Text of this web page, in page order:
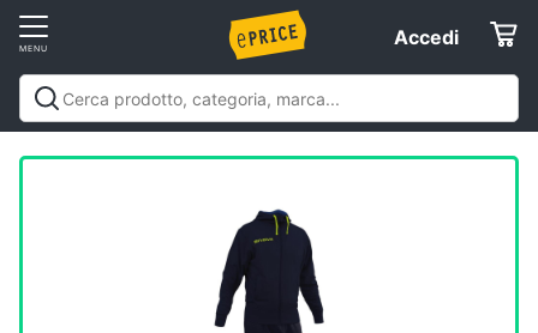
Accedi
Accedi